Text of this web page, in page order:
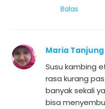
Balas
Maria Tanjung
Susu kambing
rasa kurang
banyak sekali
bisa